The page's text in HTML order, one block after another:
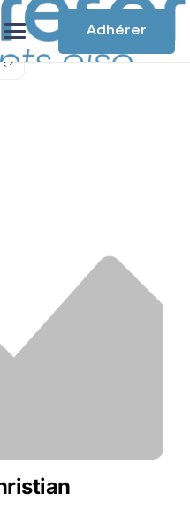
Adhérer